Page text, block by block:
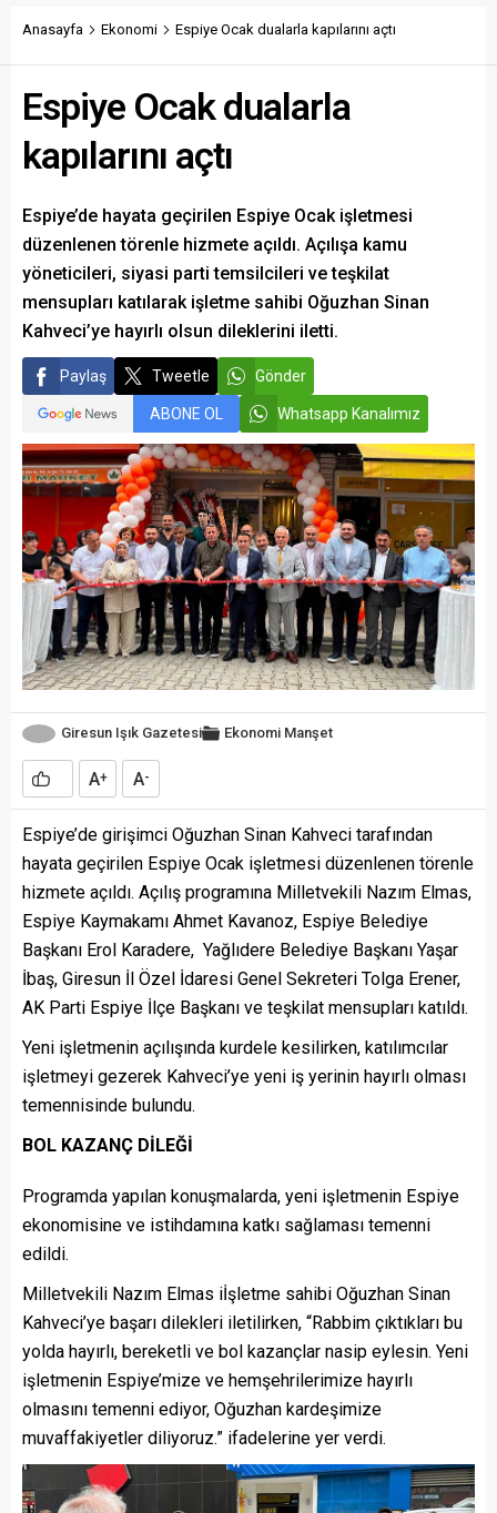
taraftarları kulübe destek
Anasayfa Ekonomi Espiye Ocak dualarla kapılarını açtı
Espiye Ocak dualarla
kapılarını açtı
Espiye’de hayata geçirilen Espiye Ocak işletmesi
düzenlenen törenle hizmete açıldı. Açılışa kamu
yöneticileri, siyasi parti temsilcileri ve teşkilat
mensupları katılarak işletme sahibi Oğuzhan Sinan
Kahveci’ye hayırlı olsun dileklerini iletti.
Paylaş Tweetle Gönder
ABONE OL Whatsapp Kanalımız
Giresun Işık Gazetesi Ekonomi Manşet
A+ A-
Espiye’de girişimci Oğuzhan Sinan Kahveci tarafından
hayata geçirilen Espiye Ocak işletmesi düzenlenen törenle
hizmete açıldı. Açılış programına Milletvekili Nazım Elmas,
Espiye Kaymakamı Ahmet Kavanoz, Espiye Belediye
Başkanı Erol Karadere, Yağlıdere Belediye Başkanı Yaşar
İbaş, Giresun İl Özel İdaresi Genel Sekreteri Tolga Erener,
AK Parti Espiye İlçe Başkanı ve teşkilat mensupları katıldı.
Yeni işletmenin açılışında kurdele kesilirken, katılımcılar
işletmeyi gezerek Kahveci’ye yeni iş yerinin hayırlı olması
temennisinde bulundu.
BOL KAZANÇ DİLEĞİ
Programda yapılan konuşmalarda, yeni işletmenin Espiye
ekonomisine ve istihdamına katkı sağlaması temenni
edildi.
Milletvekili Nazım Elmas iİşletme sahibi Oğuzhan Sinan
Kahveci’ye başarı dilekleri iletilirken, “Rabbim çıktıkları bu
yolda hayırlı, bereketli ve bol kazançlar nasip eylesin. Yeni
işletmenin Espiye’mize ve hemşehrilerimize hayırlı
olmasını temenni ediyor, Oğuzhan kardeşimize
muvaffakiyetler diliyoruz.” ifadelerine yer verdi.